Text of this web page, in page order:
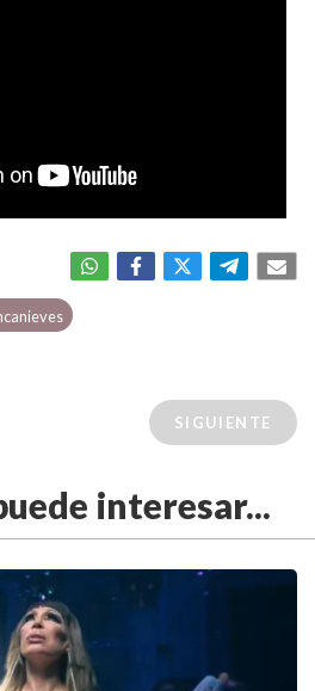
SIGUIENTE
interesar...